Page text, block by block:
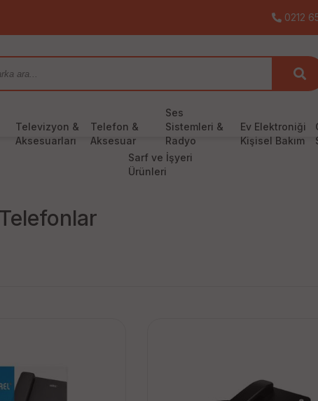
0212
Televizyon &
Aksesuarları
Telefon &
Aksesuar
Ses
Sistemleri &
Radyo
Ev Elektroniği
Kişisel Bakım
Sarf ve İşyeri
Ürünleri